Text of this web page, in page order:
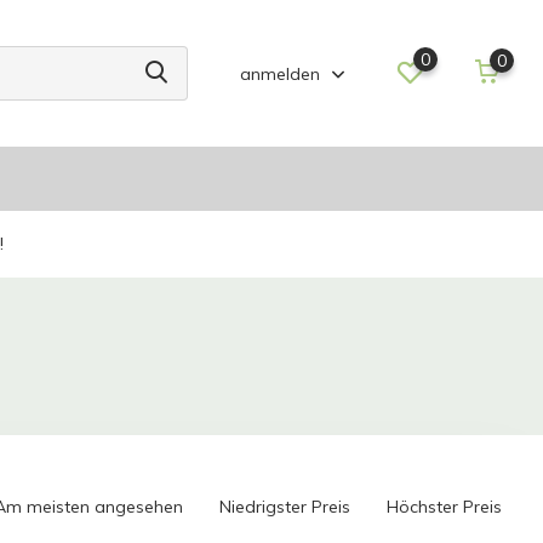
anmelden
0 0
meisten angesehen Niedrigster Preis Höchster Preis